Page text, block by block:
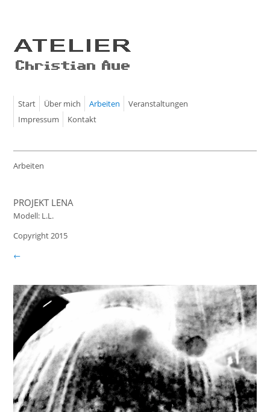
Start Über mich Arbeiten
Veranstaltungen
Impressum
Kontakt
Arbeiten
PROJEKT LENA
Modell: L.L.
Copyright 2015
←